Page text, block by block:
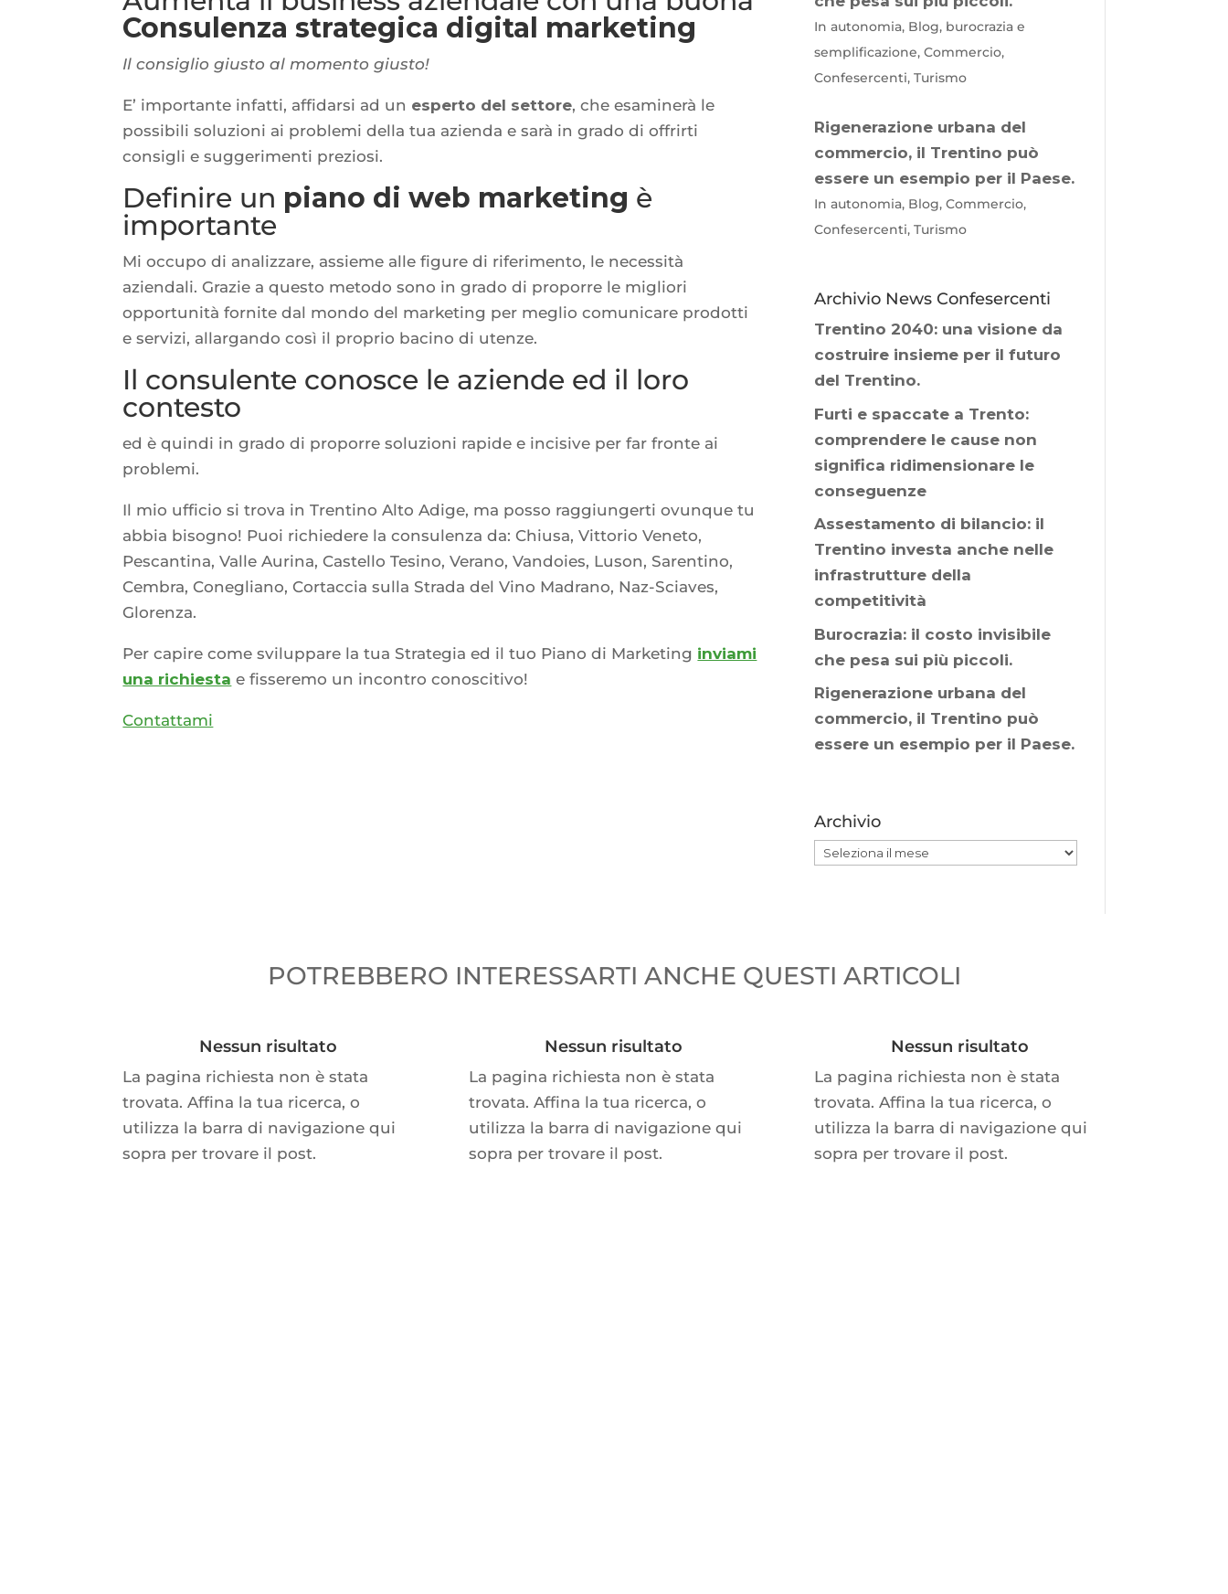
Consulenza strategica digital marketing
Il consiglio giusto al momento giusto!
E’ importante infatti, affidarsi ad un esperto del settore, che esaminerà le
possibili soluzioni ai problemi della tua azienda e sarà in grado di offrirti
consigli e suggerimenti preziosi.
Definire un piano di web marketing è
importante
Mi occupo di analizzare, assieme alle figure di riferimento, le necessità
aziendali. Grazie a questo metodo sono in grado di proporre le migliori
opportunità fornite dal mondo del marketing per meglio comunicare prodotti
e servizi, allargando così il proprio bacino di utenze.
Il consulente conosce le aziende ed il loro
contesto
ed è quindi in grado di proporre soluzioni rapide e incisive per far fronte ai
problemi.
Il mio ufficio si trova in Trentino Alto Adige, ma posso raggiungerti ovunque tu
abbia bisogno! Puoi richiedere la consulenza da: Chiusa, Vittorio Veneto,
Pescantina, Valle Aurina, Castello Tesino, Verano, Vandoies, Luson, Sarentino,
Cembra, Conegliano, Cortaccia sulla Strada del Vino Madrano, Naz-Sciaves,
Glorenza.
Per capire come sviluppare la tua Strategia ed il tuo Piano di Marketing inviami
una richiesta e fisseremo un incontro conoscitivo!
Contattami
In autonomia, Blog, burocrazia e
semplificazione, Commercio,
Confesercenti, Turismo
Rigenerazione urbana del
commercio, il Trentino può
essere un esempio per il Paese.
In autonomia, Blog, Commercio,
Confesercenti, Turismo
Archivio News Confesercenti
Trentino 2040: una visione da
costruire insieme per il futuro
del Trentino.
Furti e spaccate a Trento:
comprendere le cause non
significa ridimensionare le
conseguenze
Assestamento di bilancio: il
Trentino investa anche nelle
infrastrutture della
competitività
Burocrazia: il costo invisibile
che pesa sui più piccoli.
Rigenerazione urbana del
commercio, il Trentino può
essere un esempio per il Paese.
Archivio
Archivio
POTREBBERO INTERESSARTI ANCHE QUESTI ARTICOLI
Nessun risultato
La pagina richiesta non è stata
trovata. Affina la tua ricerca, o
utilizza la barra di navigazione qui
sopra per trovare il post.
Nessun risultato
La pagina richiesta non è stata
trovata. Affina la tua ricerca, o
utilizza la barra di navigazione qui
sopra per trovare il post.
Nessun risultato
La pagina richiesta non è stata
trovata. Affina la tua ricerca, o
utilizza la barra di navigazione qui
sopra per trovare il post.